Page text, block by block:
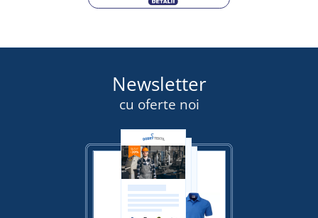
Newsletter
cu oferte noi